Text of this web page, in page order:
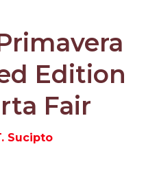
Edition
Fair
Sucipto